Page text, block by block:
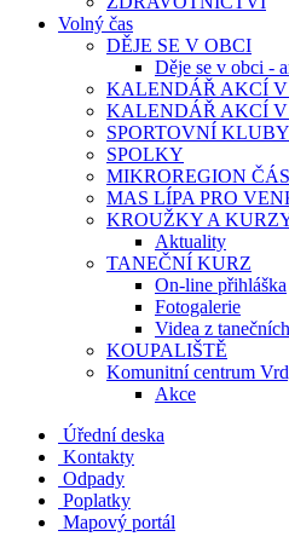
Volný čas
DĚJE SE V OBCI
Děje se v obci -
KALENDÁŘ AKCÍ
KALENDÁŘ AKCÍ
SPORTOVNÍ KLUBY
SPOLKY
MIKROREGION
MAS LÍPA PRO
KROUŽKY A
Aktuality
TANEČNÍ KURZ
On-line přihláška
Fotogalerie
Videa z
KOUPALIŠTĚ
Komunitní centrum
Akce
Úřední deska
Kontakty
Odpady
Poplatky
Mapový portál